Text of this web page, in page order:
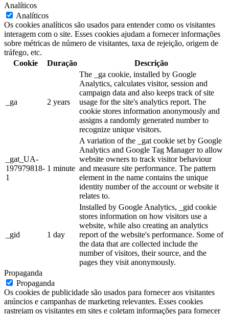
Analíticos
Analíticos
Os cookies analíticos são usados ​​para entender como os visitantes
interagem com o site. Esses cookies ajudam a fornecer informações
sobre métricas de número de visitantes, taxa de rejeição, origem de
tráfego, etc.
Cookie
Duração Descrição
_ga 2 years
The _ga cookie, installed by Google
Analytics, calculates visitor, session and
campaign data and also keeps track of site
usage for the site's analytics report. The
cookie stores information anonymously and
assigns a randomly generated number to
recognize unique visitors.
_gat_UA-
197979818-
1
1 minute
A variation of the _gat cookie set by Google
Analytics and Google Tag Manager to allow
website owners to track visitor behaviour
and measure site performance. The pattern
element in the name contains the unique
identity number of the account or website it
relates to.
_gid 1 day
Installed by Google Analytics, _gid cookie
stores information on how visitors use a
website, while also creating an analytics
report of the website's performance. Some of
the data that are collected include the
number of visitors, their source, and the
pages they visit anonymously.
Propaganda
Propaganda
Os cookies de publicidade são usados ​​para fornecer aos visitantes
anúncios e campanhas de marketing relevantes. Esses cookies
rastreiam os visitantes em sites e coletam informações para fornecer